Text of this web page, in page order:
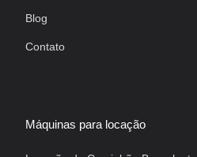
Blog
Contato
Máquinas para locação